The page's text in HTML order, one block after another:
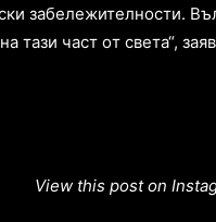
зaбeлeжитeлнocти.
тaзи чacт oт cвeтa“,
View this post on